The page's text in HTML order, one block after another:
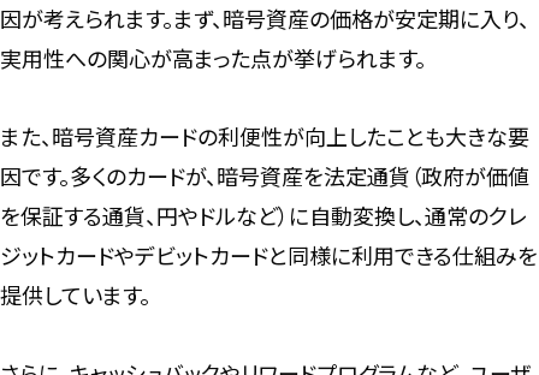
因が考えられます。まず、暗号資産の価格が安定期に入り、
実用性への関心が高まった点が挙げられます。
また、暗号資産カードの利便性が向上したことも大きな要
因です。多くのカードが、暗号資産を法定通貨（政府が価値
を保証する通貨、円やドルなど）に自動変換し、通常のクレ
ジットカードやデビットカードと同様に利用できる仕組みを
提供しています。